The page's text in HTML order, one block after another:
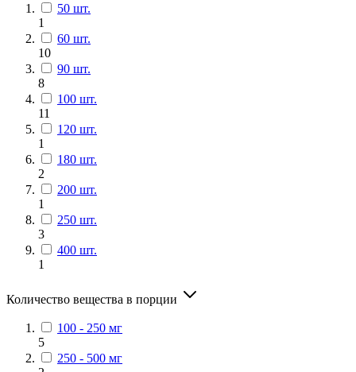
50 шт.
1
60 шт.
10
90 шт.
8
100 шт.
11
120 шт.
1
180 шт.
2
200 шт.
1
250 шт.
3
400 шт.
1
Количество вещества в порции
100 - 250 мг
5
250 - 500 мг